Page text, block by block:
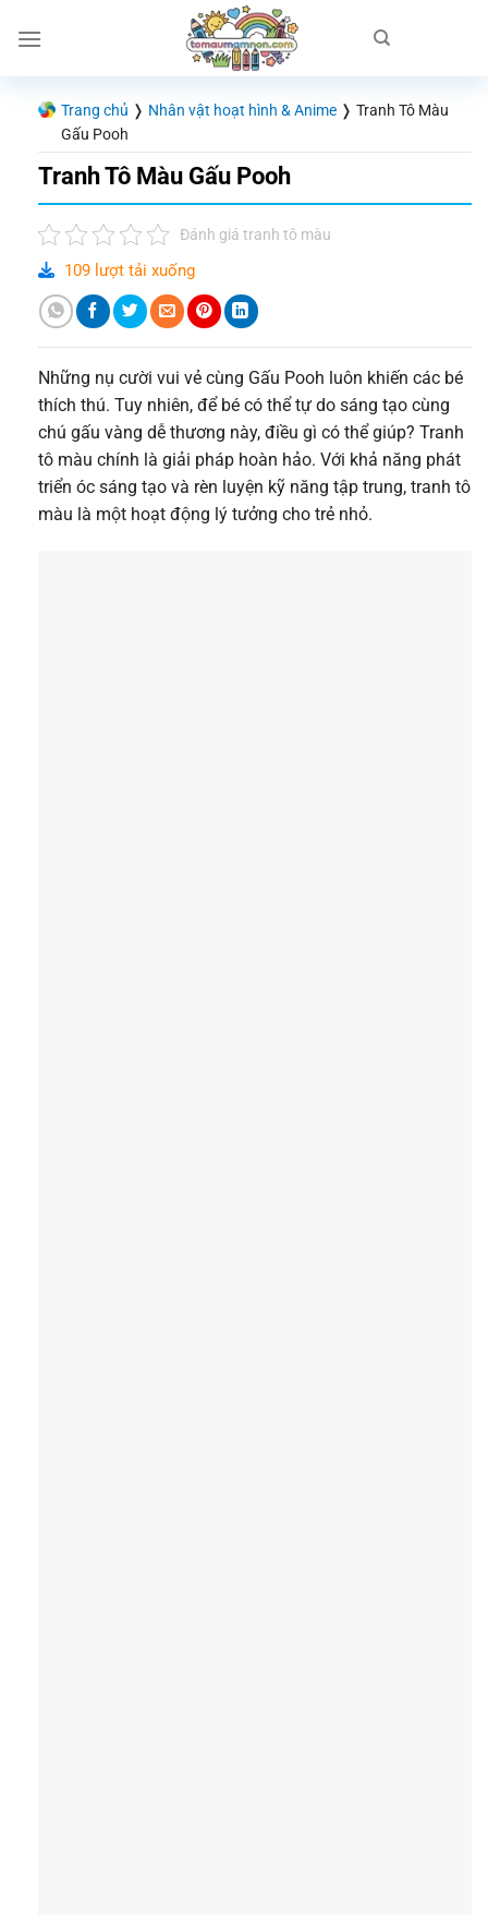
đến
Trang chủ ❭ Nhân vật hoạt hình & Anime ❭ Tranh Tô Màu
Gấu Pooh
Tranh Tô Màu Gấu Pooh
Đánh giá tranh tô màu
109 lượt tải xuống
Những nụ cười vui vẻ cùng Gấu Pooh luôn khiến các bé
thích thú. Tuy nhiên, để bé có thể tự do sáng tạo cùng
chú gấu vàng dễ thương này, điều gì có thể giúp? Tranh
tô màu chính là giải pháp hoàn hảo. Với khả năng phát
triển óc sáng tạo và rèn luyện kỹ năng tập trung, tranh tô
màu là một hoạt động lý tưởng cho trẻ nhỏ.